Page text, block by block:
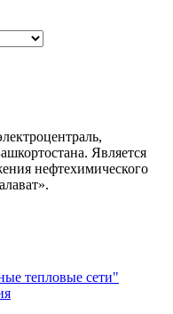
Является
нефтехимического
тепловые сети"